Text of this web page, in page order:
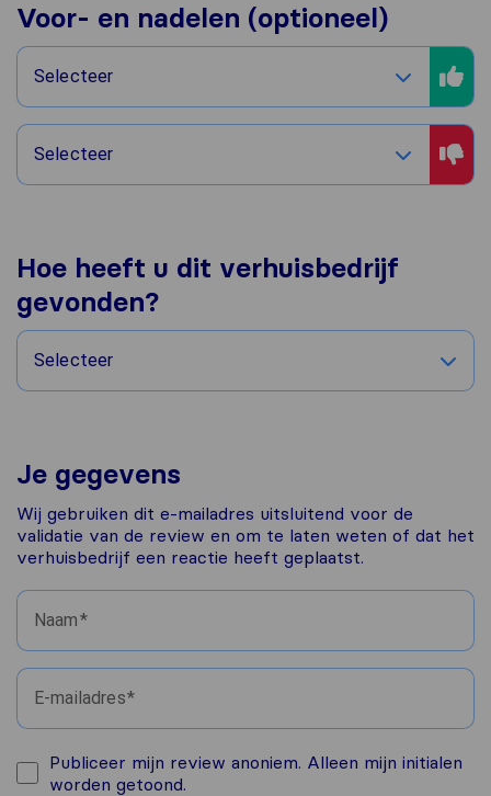
Voor- en nadelen (optioneel)
Selecteer
Selecteer
Hoe heeft u dit verhuisbedrijf
gevonden?
Selecteer
Je gegevens
Wij gebruiken dit e-mailadres uitsluitend voor de
validatie van de review en om te laten weten of dat het
verhuisbedrijf een reactie heeft geplaatst.
Naam
E-mailadres
Publiceer mijn review anoniem. Alleen mijn initialen
worden getoond.